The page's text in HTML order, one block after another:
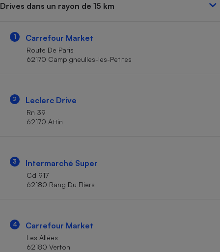
Drives dans un rayon de 15 km
1 Carrefour Market
Route De Paris
62170 Campigneulles-les-Petites
2 Leclerc Drive
Rn 39
62170 Attin
3 Intermarché Super
Cd 917
62180 Rang Du Fliers
4 Carrefour Market
Les Allées
62180 Verton